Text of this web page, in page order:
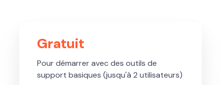
Gratuit
Pour démarrer avec des outils de
support basiques (jusqu'à 2 utilisateurs)